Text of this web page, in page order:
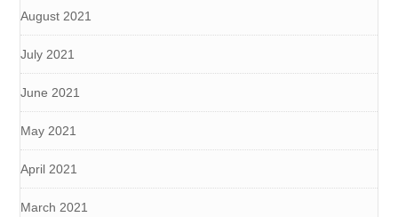
August 2021
July 2021
June 2021
May 2021
April 2021
March 2021